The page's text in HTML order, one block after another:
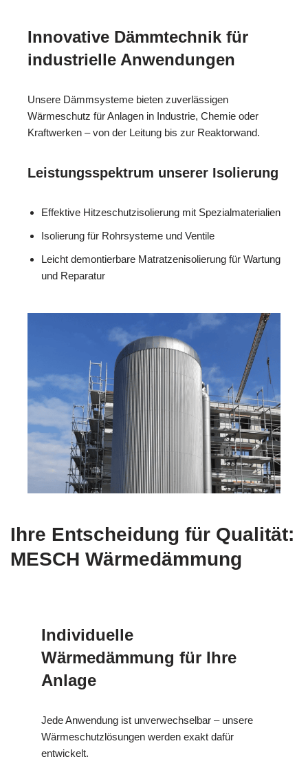
Innovative Dämmtechnik für
industrielle Anwendungen
Unsere Dämmsysteme bieten zuverlässigen
Wärmeschutz für Anlagen in Industrie, Chemie oder
Kraftwerken – von der Leitung bis zur Reaktorwand.
Leistungsspektrum unserer Isolierung
Effektive Hitzeschutzisolierung mit Spezialmaterialien
Isolierung für Rohrsysteme und Ventile
Leicht demontierbare Matratzenisolierung für Wartung
und Reparatur
Ihre Entscheidung für Qualität:
MESCH Wärmedämmung
Individuelle
Wärmedämmung für Ihre
Anlage
Jede Anwendung ist unverwechselbar – unsere
Wärmeschutzlösungen werden exakt dafür
entwickelt.